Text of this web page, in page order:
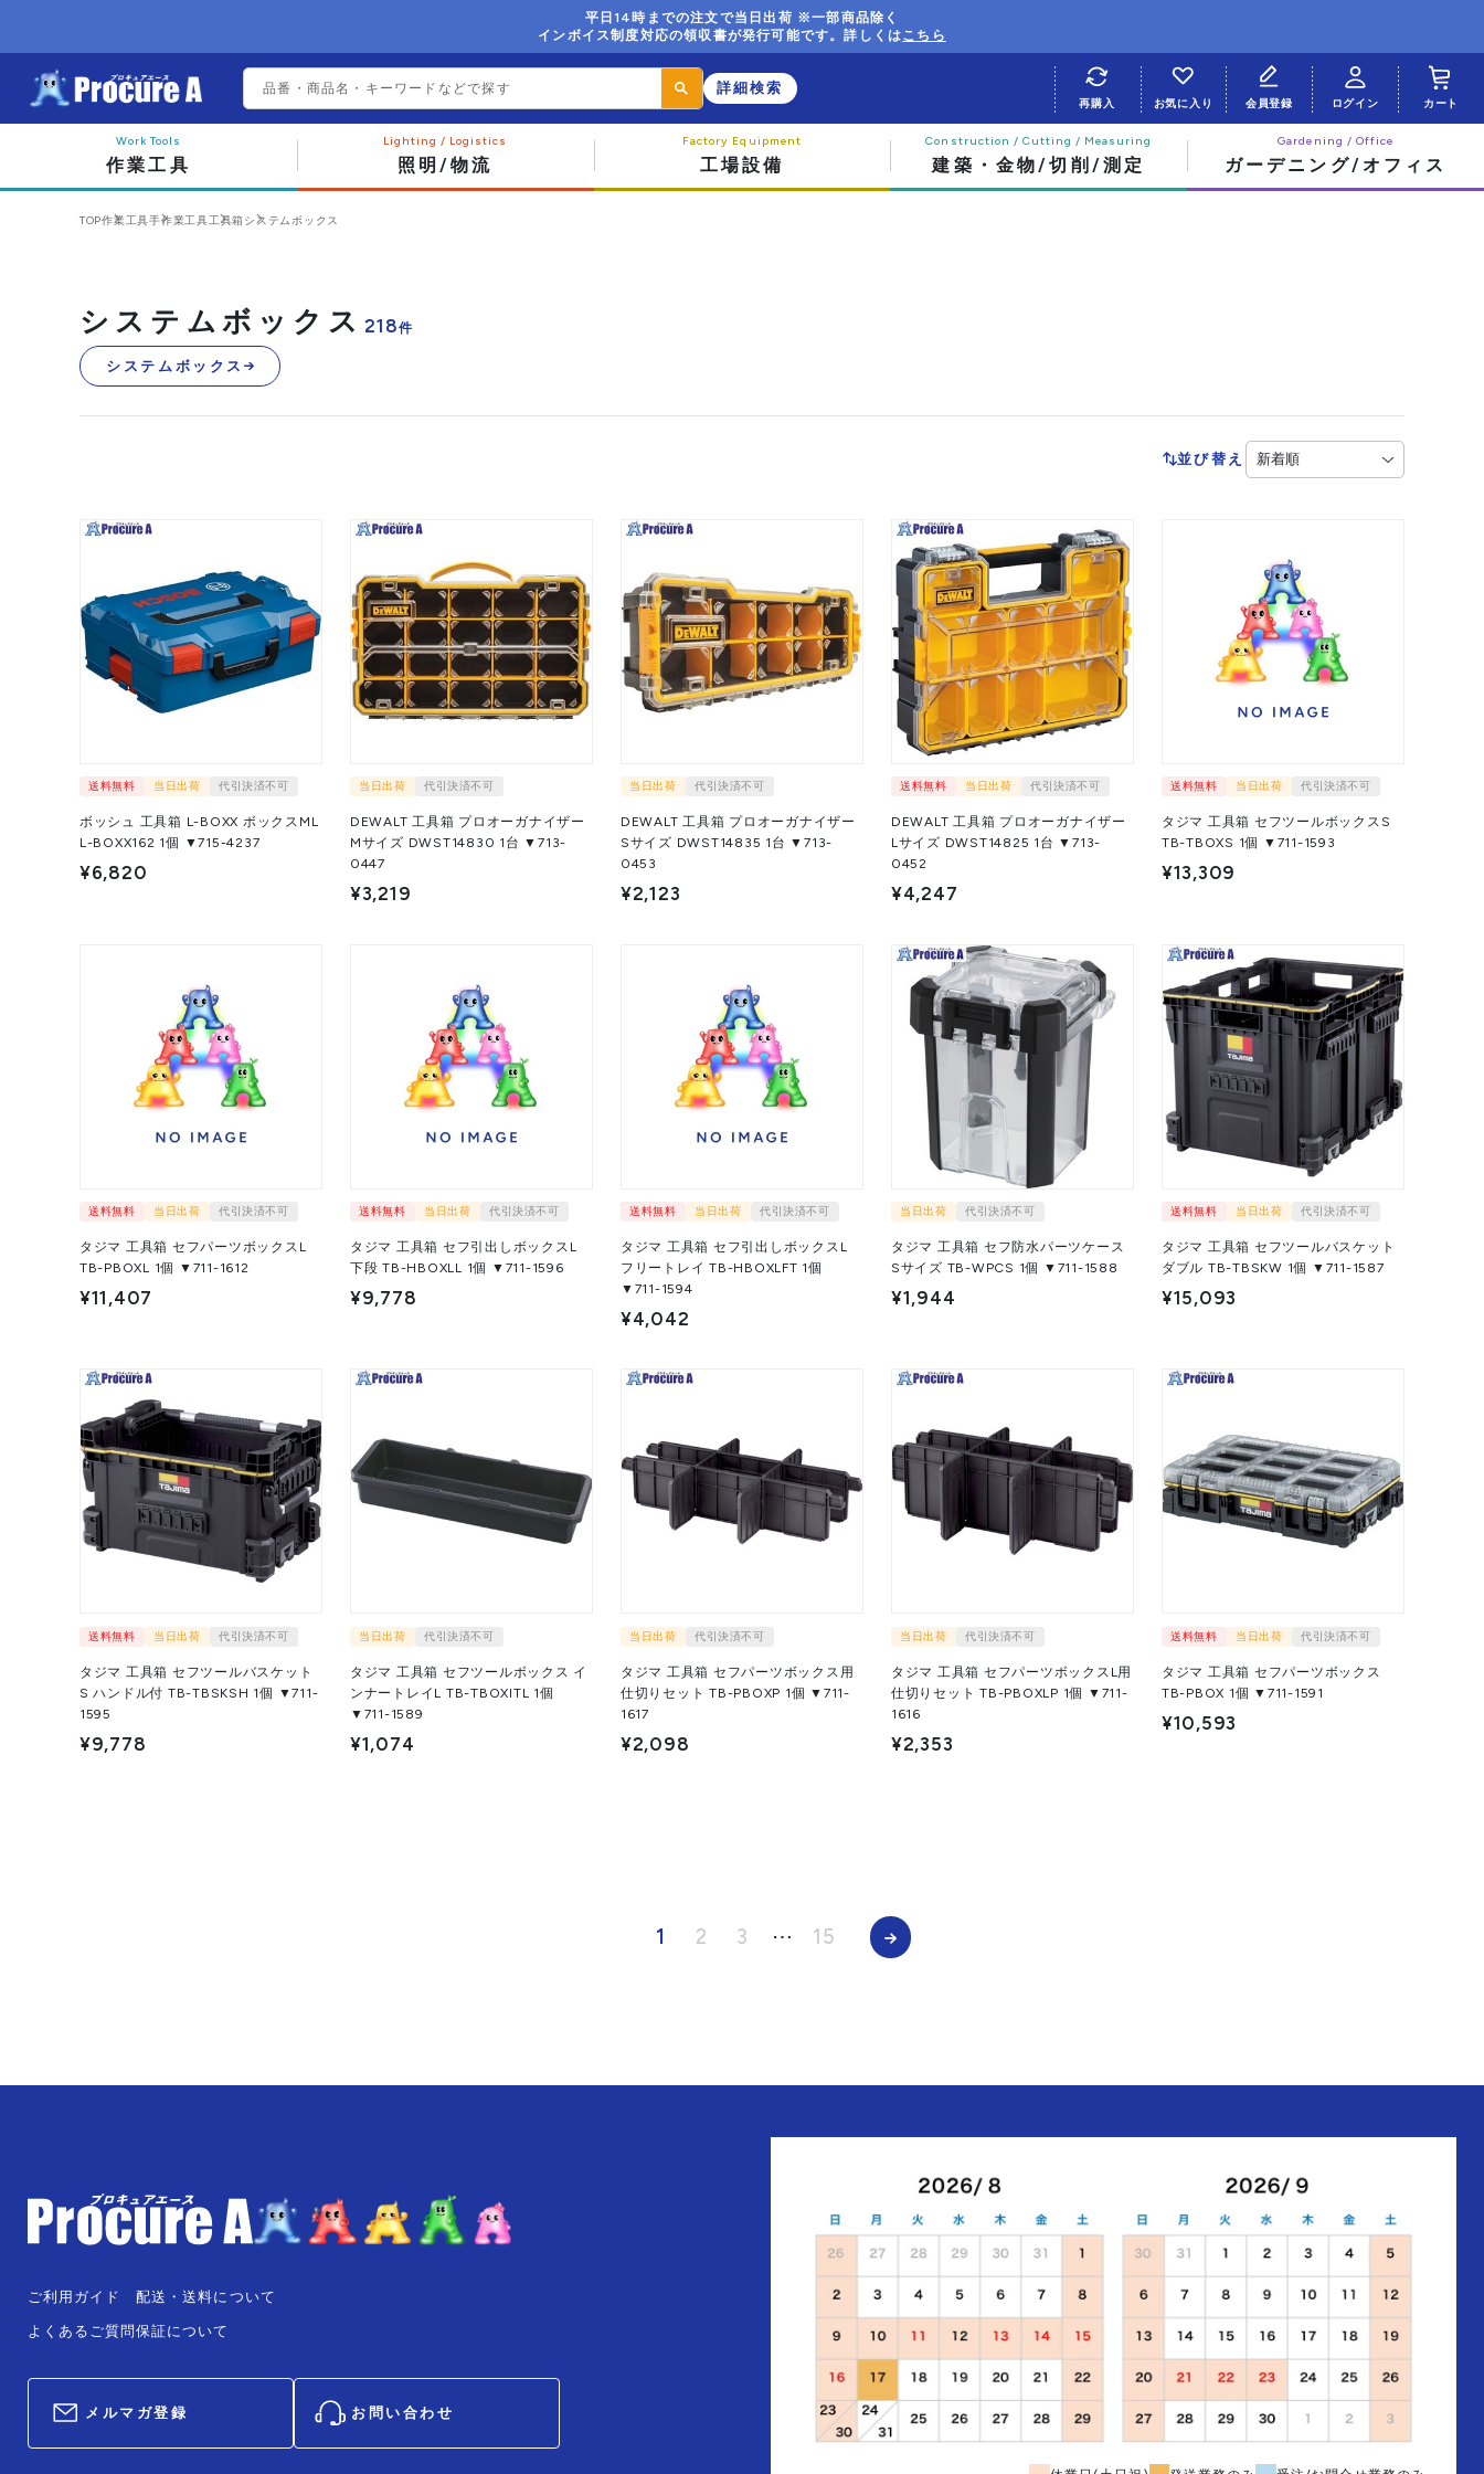
平日14時までの注文で当日出荷 ※一部商品除く
インボイス制度対応の領収書が発行可能です。詳しくはこちら
詳細検索
作業工具 照明/物流 工場設備 建築・金物/切削/測定 ガーデニング/オフィス
再購入 お気に入り 会員登録 ログイン カート
TOP作業工具手作業工具工具箱システムボックス
システムボックス 218件
システムボックス
並び替え
送料無料 当日出荷 代引決済不可
ボッシュ 工具箱 L-BOXX ボックスML
L-BOXX162 1個 ▼715-4237
¥6,820
当日出荷 代引決済不可
DEWALT 工具箱 プロオーガナイザー
Mサイズ DWST14830 1台 ▼713-
0447
¥3,219
当日出荷 代引決済不可
DEWALT 工具箱 プロオーガナイザー
Sサイズ DWST14835 1台 ▼713-
0453
¥2,123
送料無料 当日出荷 代引決済不可
DEWALT 工具箱 プロオーガナイザー
Lサイズ DWST14825 1台 ▼713-
0452
¥4,247
送料無料 当日出荷 代引決済不可
タジマ 工具箱 セフツールボックスS
TB-TBOXS 1個 ▼711-1593
¥13,309
送料無料 当日出荷 代引決済不可
タジマ 工具箱 セフパーツボックスL
TB-PBOXL 1個 ▼711-1612
¥11,407
送料無料 当日出荷 代引決済不可
タジマ 工具箱 セフ引出しボックスL
下段 TB-HBOXLL 1個 ▼711-1596
¥9,778
送料無料 当日出荷 代引決済不可
タジマ 工具箱 セフ引出しボックスL
フリートレイ TB-HBOXLFT 1個
▼711-1594
¥4,042
当日出荷 代引決済不可
タジマ 工具箱 セフ防水パーツケース
Sサイズ TB-WPCS 1個 ▼711-1588
¥1,944
送料無料 当日出荷 代引決済不可
タジマ 工具箱 セフツールバスケット
ダブル TB-TBSKW 1個 ▼711-1587
¥15,093
送料無料 当日出荷 代引決済不可
タジマ 工具箱 セフツールバスケット
S ハンドル付 TB-TBSKSH 1個 ▼711-
1595
¥9,778
当日出荷 代引決済不可
タジマ 工具箱 セフツールボックス イ
ンナートレイL TB-TBOXITL 1個
▼711-1589
¥1,074
当日出荷 代引決済不可
タジマ 工具箱 セフパーツボックス用
仕切りセット TB-PBOXP 1個 ▼711-
1617
¥2,098
当日出荷 代引決済不可
タジマ 工具箱 セフパーツボックスL用
仕切りセット TB-PBOXLP 1個 ▼711-
1616
¥2,353
送料無料 当日出荷 代引決済不可
タジマ 工具箱 セフパーツボックス
TB-PBOX 1個 ▼711-1591
¥10,593
1 2 3 ⋯ 15
ご利用ガイド
よくあるご質問
配送・送料について
保証について
メルマガ登録 お問い合わせ